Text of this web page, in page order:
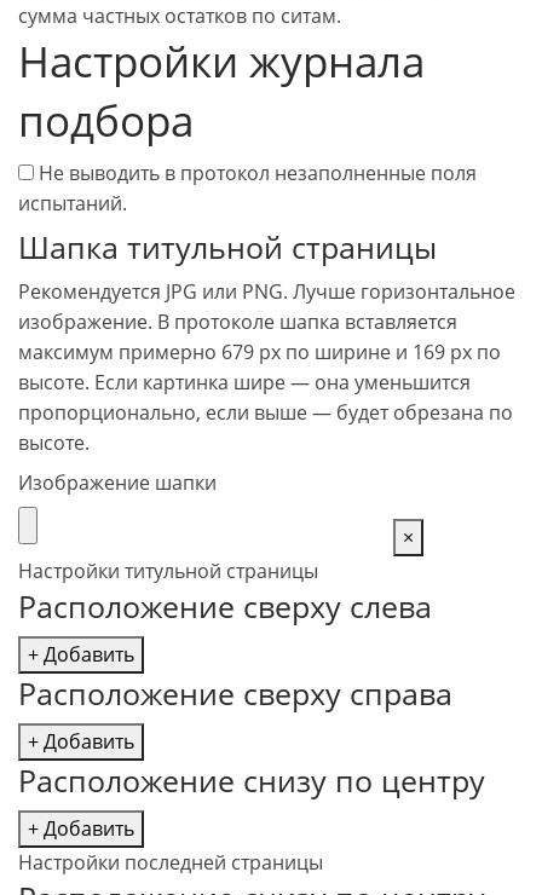
сумма частных остатков по ситам.
Настройки журнала
подбора
Не выводить в протокол незаполненные поля
испытаний.
Шапка титульной страницы
Рекомендуется JPG или PNG. Лучше горизонтальное
изображение. В протоколе шапка вставляется
максимум примерно 679 px по ширине и 169 px по
высоте. Если картинка шире — она уменьшится
пропорционально, если выше — будет обрезана по
высоте.
Изображение шапки
×
Настройки титульной страницы
Расположение сверху слева
+ Добавить
Расположение сверху справа
+ Добавить
Расположение снизу по центру
+ Добавить
Настройки последней страницы